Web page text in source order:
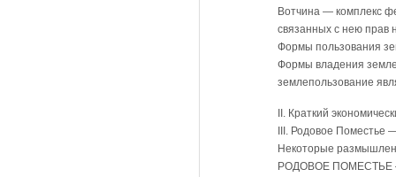
Вотчина — комплекс
связанных с нею прав
Формы пользования
Формы владения
землепользование
II. Краткий
III. Родовое Поместье
Некоторые
РОДОВОЕ ПОМЕСТЬЕ